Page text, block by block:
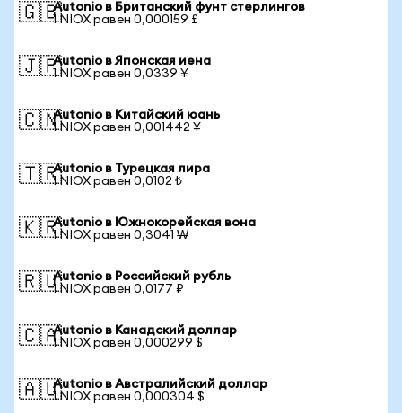
🇬🇧Autonio в Британский фунт стерлингов
1 NIOX равен 0,000159 £
🇯🇵Autonio в Японская иена
1 NIOX равен 0,0339 ¥
🇨🇳Autonio в Китайский юань
1 NIOX равен 0,001442 ¥
🇹🇷Autonio в Турецкая лира
1 NIOX равен 0,0102 ₺
🇰🇷Autonio в Южнокорейская вона
1 NIOX равен 0,3041 ₩
🇷🇺Autonio в Российский рубль
1 NIOX равен 0,0177 ₽
🇨🇦Autonio в Канадский доллар
1 NIOX равен 0,000299 $
🇦🇺Autonio в Австралийский доллар
1 NIOX равен 0,000304 $